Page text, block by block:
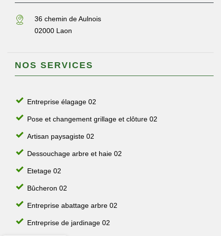
36 chemin de Aulnois
02000 Laon
NOS SERVICES
Entreprise élagage 02
Pose et changement grillage et clôture 02
Artisan paysagiste 02
Dessouchage arbre et haie 02
Etetage 02
Bûcheron 02
Entreprise abattage arbre 02
Entreprise de jardinage 02